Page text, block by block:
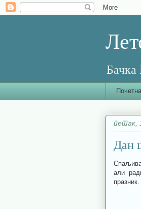
Бачка
Почетна
петак,
Дан
али
празник.